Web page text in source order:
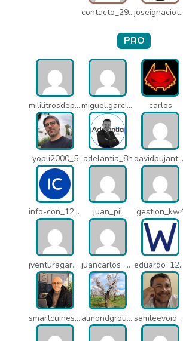
contacto_2906
PRO
mililitrosdeperfume_lao miguel.garcia_l25 carlos
yopli2000_5 adelantia_8n davidpujantelopez_mrf
info-con_12812 juan_pil
jventuragarcia_13040 juancarlos_ptr
smartcuines_1378 almondgroup1984_pjc